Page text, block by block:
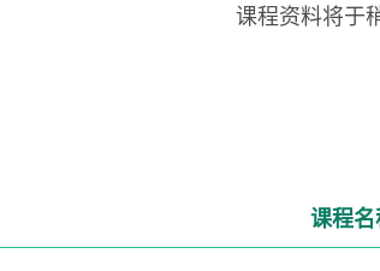
课程资料将于
课程